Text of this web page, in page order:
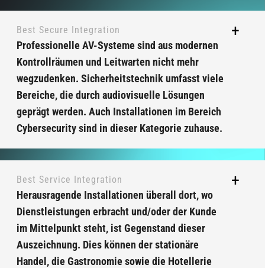
Best Secure Integration
Professionelle AV-Systeme sind aus modernen
Kontrollräumen und Leitwarten nicht mehr
wegzudenken. Sicherheitstechnik umfasst viele
Bereiche, die durch audiovisuelle Lösungen
geprägt werden. Auch Installationen im Bereich
Cybersecurity sind in dieser Kategorie zuhause.
Best Service Integration
Herausragende Installationen überall dort, wo
Dienstleistungen erbracht und/oder der Kunde
im Mittelpunkt steht, ist Gegenstand dieser
Auszeichnung. Dies können der stationäre
Handel, die Gastronomie sowie die Hotellerie